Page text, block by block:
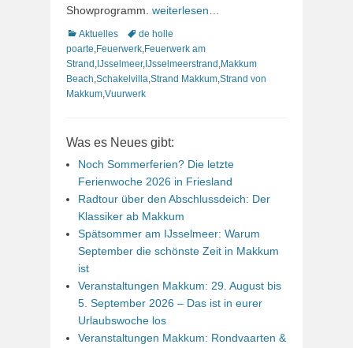
Showprogramm. weiterlesen…
Kategorien
Aktuelles Schlagworte
de holle
poarte,Feuerwerk,Feuerwerk am
Strand , IJsselmeer, IJsselmeerstrand ,Makkum
Beach,Schakelvilla,Strand Makkum,Strand von
Makkum,Vuurwerk
Was es Neues gibt:
Noch Sommerferien? Die letzte
Ferienwoche 2026 in Friesland
Radtour über den Abschlussdeich: Der
Klassiker ab Makkum
Spätsommer am IJsselmeer: Warum
September die schönste Zeit in Makkum
ist
Veranstaltungen Makkum: 29. August bis
5. September 2026 – Das ist in eurer
Urlaubswoche los
Veranstaltungen Makkum: Rondvaarten &